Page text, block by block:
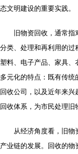
态文明建设的重要实践。
旧物资回收，通常
分类、处理和再利用的过
塑料、电子产品、家具、
多元化的特点：既有传
回收公司，以及近年来
回收体系，为市民处理旧
从经济角度看，旧
产业链的发展。回收的